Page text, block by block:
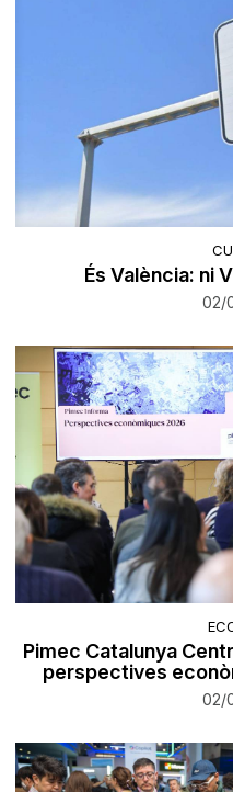
És València: ni
02/
Pimec Catalunya
perspectives
02/